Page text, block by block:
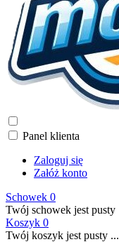
Panel klienta
Zaloguj się
Załóż konto
Schowek 0
Twój schowek jest pusty
Koszyk 0
Twój koszyk jest pusty ...